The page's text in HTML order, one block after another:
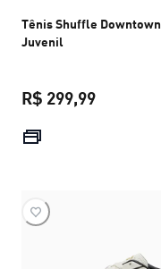
Tênis Shuffle
Juvenil
R$ 299,99
preço